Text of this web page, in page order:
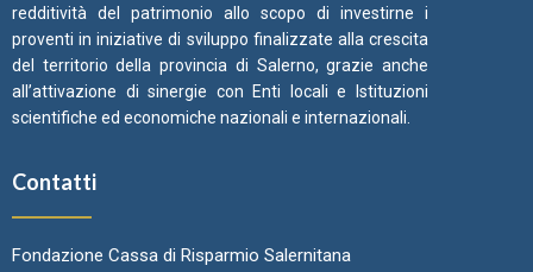
redditività del patrimonio allo scopo di investirne i
proventi in iniziative di sviluppo finalizzate alla crescita
del territorio della provincia di Salerno, grazie anche
all’attivazione di sinergie con Enti locali e Istituzioni
scientifiche ed economiche nazionali e internazionali.
Contatti
Fondazione Cassa di Risparmio Salernitana